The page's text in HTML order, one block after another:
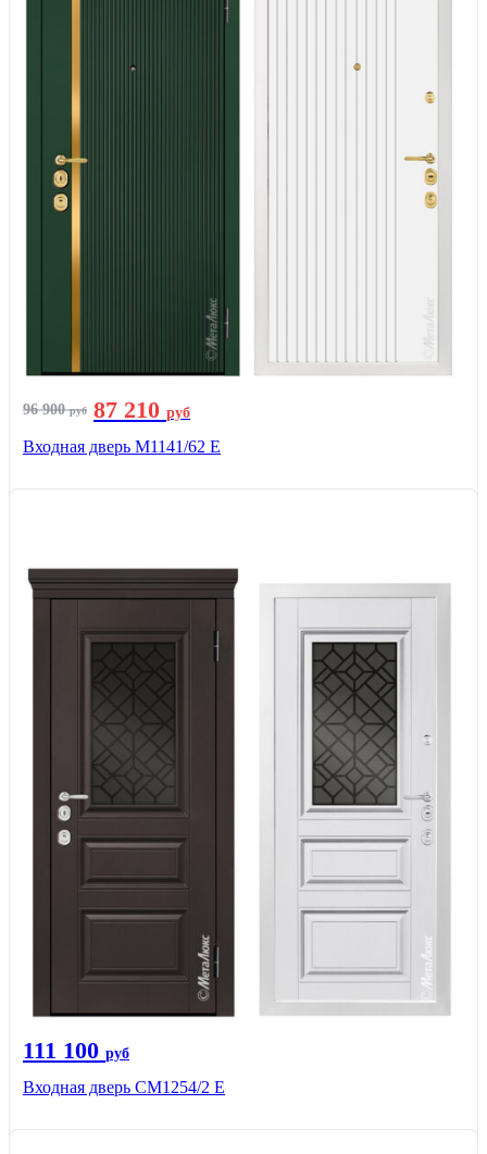
96 900руб 87 210 руб
Входная дверь М1141/62 Е
111 100 руб
Входная дверь СМ1254/2 E